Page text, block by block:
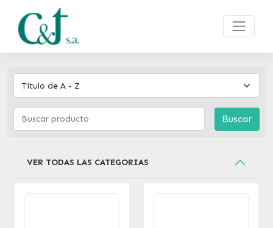
Buscar
VER TODAS LAS CATEGORIAS